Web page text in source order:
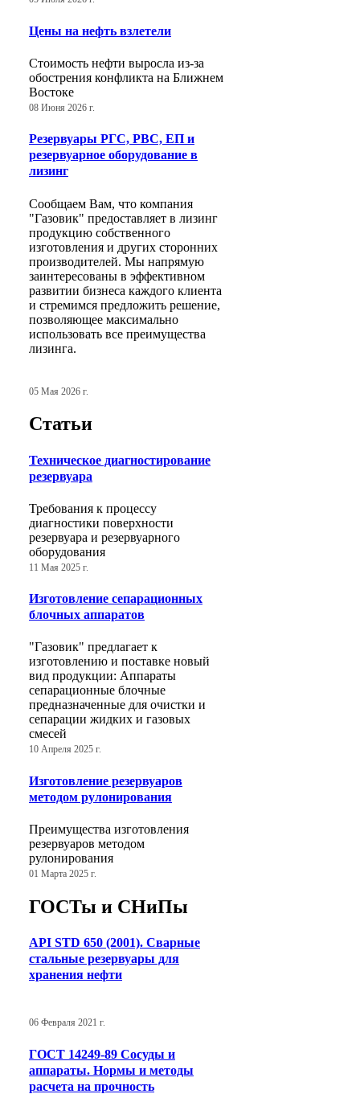
Цены на нефть взлетели
Стоимость нефти выросла из-за
обострения конфликта на Ближнем
Востоке
08 Июня 2026 г.
Резервуары РГС, РВС, ЕП и
резервуарное оборудование в
лизинг
Сообщаем Вам, что компания
"Газовик" предоставляет в лизинг
продукцию собственного
изготовления и других сторонних
производителей. Мы напрямую
заинтересованы в эффективном
развитии бизнеса каждого клиента
и стремимся предложить решение,
позволяющее максимально
использовать все преимущества
лизинга.
05 Мая 2026 г.
Статьи
Техническое диагностирование
резервуара
Требования к процессу
диагностики поверхности
резервуара и резервуарного
оборудования
11 Мая 2025 г.
Изготовление сепарационных
блочных аппаратов
"Газовик" предлагает к
изготовлению и поставке новый
вид продукции: Аппараты
сепарационные блочные
предназначенные для очистки и
сепарации жидких и газовых
смесей
10 Апреля 2025 г.
Изготовление резервуаров
методом рулонирования
Преимущества изготовления
резервуаров методом
рулонирования
01 Марта 2025 г.
ГОСТы и СНиПы
API STD 650 (2001). Сварные
стальные резервуары для
хранения нефти
06 Февраля 2021 г.
ГОСТ 14249-89 Сосуды и
аппараты. Нормы и методы
расчета на прочность